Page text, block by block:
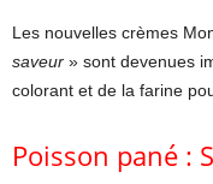
Les nouvelles crèmes
saveur » sont devenues
colorant et de la farine
Poisson pané :